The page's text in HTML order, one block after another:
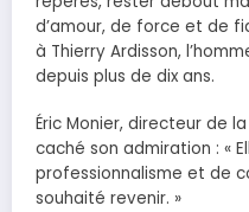
d’amour, de force et de
à Thierry Ardisson,
depuis plus de dix ans.
Éric Monier, directeur de
caché son admiration : «
professionnalisme et de
souhaité revenir. »